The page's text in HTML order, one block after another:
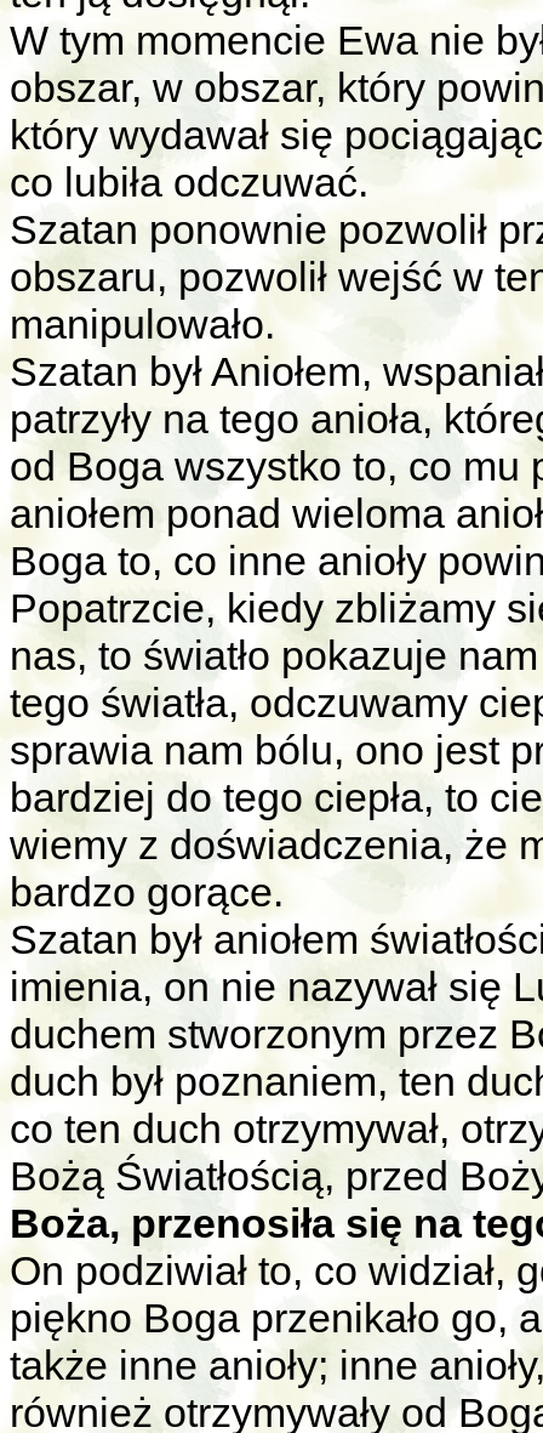
W tym momencie Ewa nie
obszar, w obszar, który
który wydawał się
co lubiła odczuwać.
Szatan ponownie pozwolił
obszaru, pozwolił wejść w
manipulowało.
Szatan był Aniołem,
patrzyły na tego anioła,
od Boga wszystko to, co mu
aniołem ponad wieloma
Boga to, co inne anioły
Popatrzcie, kiedy zbliżamy
nas, to światło pokazuje
tego światła, odczuwamy
sprawia nam bólu, ono jest
bardziej do tego ciepła, to
wiemy z doświadczenia, że
bardzo gorące.
Szatan był aniołem
imienia, on nie nazywał się
duchem stworzonym przez
duch był poznaniem, ten
co ten duch otrzymywał,
Bożą Światłością, przed
Boża, przenosiła się na
On podziwiał to, co widział,
piękno Boga przenikało go,
także inne anioły; inne
również otrzymywały od